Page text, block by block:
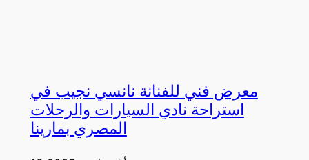
معرض فني للفنانة نانسي نجيب في
استراحة نادي السيارات والرحلات
المصري بمارينا